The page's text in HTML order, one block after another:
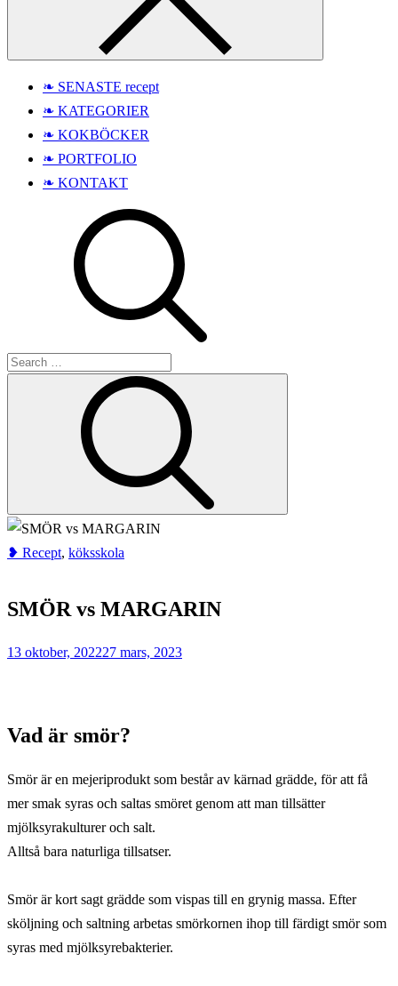
❧ SENASTE recept
❧ KATEGORIER
❧ KOKBÖCKER
❧ PORTFOLIO
❧ KONTAKT
Search
Recept
vs
❥ Recept, köksskola
SMÖR vs MARGARIN
13 oktober, 202227 mars, 2023
Vad är smör?
Smör är en mejeriprodukt som består av kärnad grädde, för att få
mer smak syras och saltas smöret genom att man tillsätter
mjölksyrakulturer och salt.
Alltså bara naturliga tillsatser.
Smör är kort sagt grädde som vispas till en grynig massa. Efter
sköljning och saltning arbetas smörkornen ihop till färdigt smör som
syras med mjölksyrebakterier.